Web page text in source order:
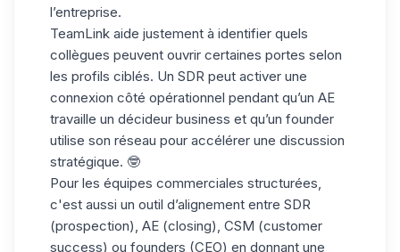
l’entreprise.
TeamLink aide justement à identifier quels
collègues peuvent ouvrir certaines portes selon
les profils ciblés. Un SDR peut activer une
connexion côté opérationnel pendant qu’un AE
travaille un décideur business et qu’un founder
utilise son réseau pour accélérer une discussion
stratégique. 🤓
Pour les équipes commerciales structurées,
c'est aussi un outil d’alignement entre SDR
(prospection), AE (closing), CSM (customer
success) ou founders (CEO) en donnant une